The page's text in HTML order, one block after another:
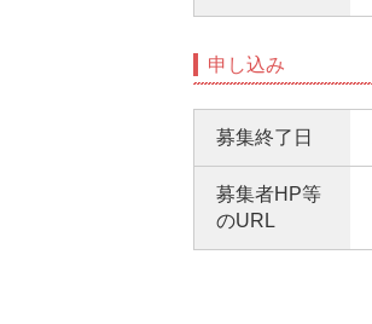
申し込み
募集終了日
募集者HP等
のURL